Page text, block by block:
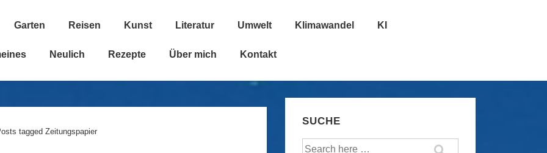
Garten Reisen Kunst Literatur Umwelt Klimawandel KI
Neulich Rezepte Über mich Kontakt
tagged Zeitungspapier
SUCHE
Suche